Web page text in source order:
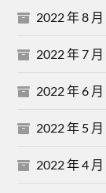
2022 年 8 月
2022 年 7 月
2022 年 6 月
2022 年 5 月
2022 年 4 月